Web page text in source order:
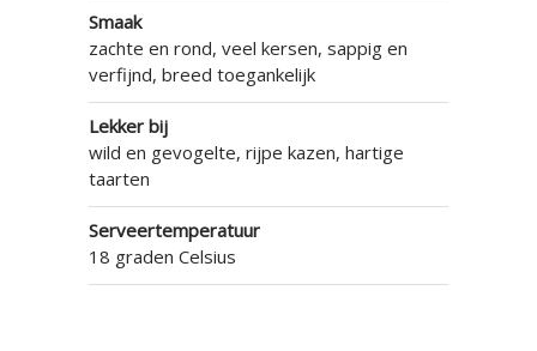
Smaak
zachte en rond, veel kersen, sappig en
verfijnd, breed toegankelijk
Lekker bij
wild en gevogelte, rijpe kazen, hartige
taarten
Serveertemperatuur
18 graden Celsius